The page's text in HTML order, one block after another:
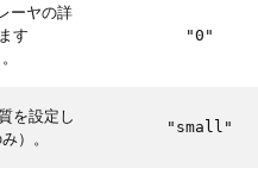
ーヤの詳
す
"0"
を設定し
）。
"small"